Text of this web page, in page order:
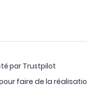
par Trustpilot
faire de la